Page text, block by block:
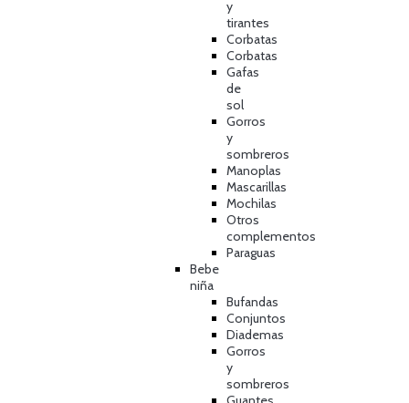
y
tirantes
Corbatas
Corbatas
Gafas
de
sol
Gorros
y
sombreros
Manoplas
Mascarillas
Mochilas
Otros
complementos
Paraguas
Bebe
niña
Bufandas
Conjuntos
Diademas
Gorros
y
sombreros